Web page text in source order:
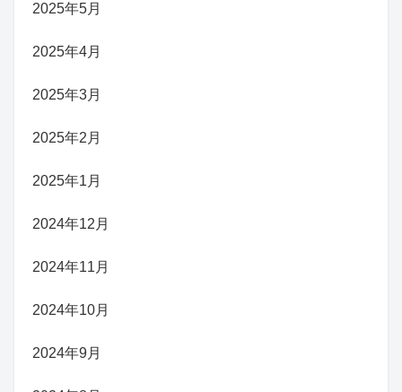
2025年5月
2025年4月
2025年3月
2025年2月
2025年1月
2024年12月
2024年11月
2024年10月
2024年9月